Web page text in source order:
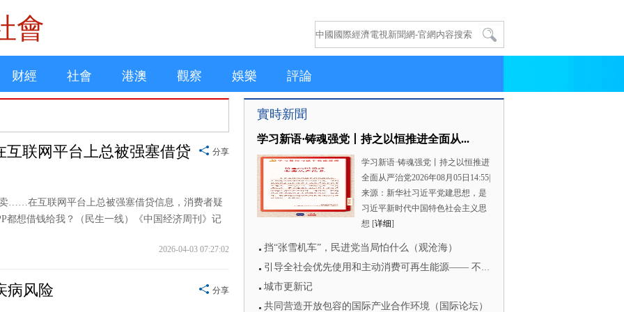
會
财經 社會 港澳 觀察 娛樂 評論
联网平台上总被强塞借贷
……在互联网平台上总被强塞借贷信息，消费者疑
想借钱给我？（民生一线）《中国经济周刊》记
分享
2026-04-03 07:27:02
病风险 分享
實時新聞
学习新语·铸魂强党丨持之以恒推进全面从...
学习新语·铸魂强党丨持之以恒推进
全面从严治党2026年08月05日14:55|
来源：新华社习近平党建思想，是
习近平新时代中国特色社会主义思
想 [详细]
挡“张雪机车”，民进党当局怕什么（观沧海）
引导全社会优先使用和主动消费可再生能源—— 不只产得出
城市更新记
共同营造开放包容的国际产业合作环境（国际论坛）